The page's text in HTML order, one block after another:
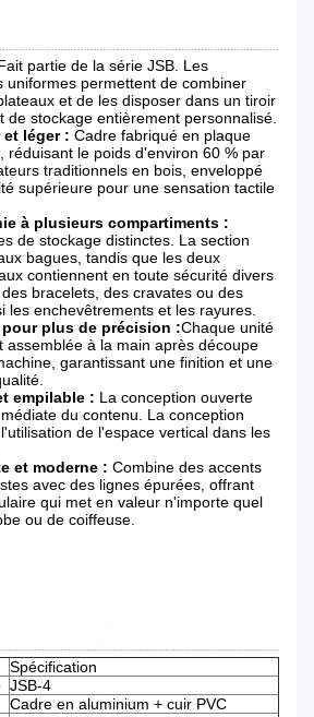
partie de la série JSB. Les
uniformes permettent de combiner
et de les disposer dans un tiroir
de stockage entièrement personnalisé.
et léger : ​ Cadre fabriqué en plaque
réduisant le poids d'environ 60 % par
traditionnels en bois, enveloppé
supérieure pour une sensation tactile
à plusieurs compartiments :
de stockage distinctes. La section
bagues, tandis que les deux
contiennent en toute sécurité divers
bracelets, des cravates ou des
les enchevêtrements et les rayures.
plus de précision :Chaque unité
assemblée à la main après découpe
garantissant une finition et une
empilable : ​ La conception ouverte
du contenu. La conception
de l'espace vertical dans les
et moderne : ​ Combine des accents
avec des lignes épurées, offrant
qui met en valeur n'importe quel
ou de coiffeuse.
Spécification
JSB-4
Cadre en aluminium + cuir PVC